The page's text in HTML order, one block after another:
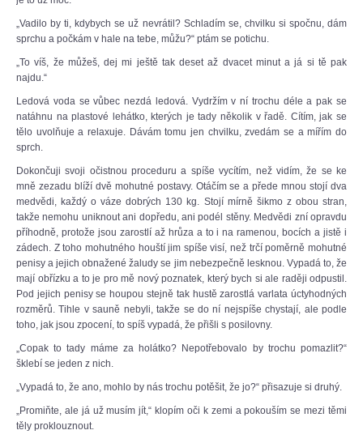
„Vadilo by ti, kdybych se už nevrátil? Schladím se, chvilku si spočnu, dám
sprchu a počkám v hale na tebe, můžu?“ ptám se potichu.
„To víš, že můžeš, dej mi ještě tak deset až dvacet minut a já si tě pak
najdu.“
Ledová voda se vůbec nezdá ledová. Vydržím v ní trochu déle a pak se
natáhnu na plastové lehátko, kterých je tady několik v řadě. Cítím, jak se
tělo uvolňuje a relaxuje. Dávám tomu jen chvilku, zvedám se a mířím do
sprch.
Dokončuji svoji očistnou proceduru a spíše vycítím, než vidím, že se ke
mně zezadu blíží dvě mohutné postavy. Otáčím se a přede mnou stojí dva
medvědi, každý o váze dobrých 130 kg. Stojí mírně šikmo z obou stran,
takže nemohu uniknout ani dopředu, ani podél stěny. Medvědi zní opravdu
příhodně, protože jsou zarostlí až hrůza a to i na ramenou, bocích a jistě i
zádech. Z toho mohutného houští jim spíše visí, než trčí poměrně mohutné
penisy a jejich obnažené žaludy se jim nebezpečně lesknou. Vypadá to, že
mají obřízku a to je pro mě nový poznatek, který bych si ale raději odpustil.
Pod jejich penisy se houpou stejně tak hustě zarostlá varlata úctyhodných
rozměrů. Tihle v sauně nebyli, takže se do ní nejspíše chystají, ale podle
toho, jak jsou zpocení, to spíš vypadá, že přišli s posilovny.
„Copak to tady máme za holátko? Nepotřebovalo by trochu pomazlit?“
šklebí se jeden z nich.
„Vypadá to, že ano, mohlo by nás trochu potěšit, že jo?“ přisazuje si druhý.
„Promiňte, ale já už musím jít,“ klopím oči k zemi a pokouším se mezi těmi
těly proklouznout.